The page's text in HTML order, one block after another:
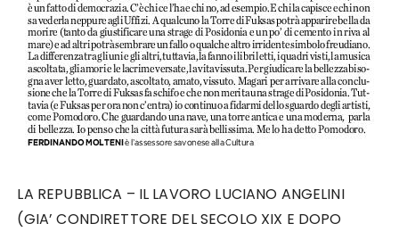
LA REPUBBLICA – IL LAVORO LUCIANO ANGELINI
(GIA’ CONDIRETTORE DEL SECOLO XIX E DOPO